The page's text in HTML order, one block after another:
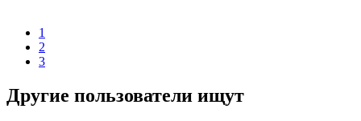
1
2
3
Другие пользователи ищут